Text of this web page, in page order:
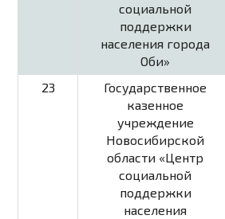
социальной
поддержки
населения города
Оби»
23
Государственное
казенное
учреждение
Новосибирской
области «Центр
социальной
поддержки
населения